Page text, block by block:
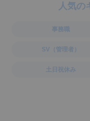
人気の
事務職
SV（管理者）
土日祝休み